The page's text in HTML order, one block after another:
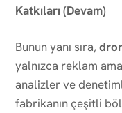
Katkıları (Devam)
Bunun yanı sıra,
yalnızca reklam
analizler ve
fabrikanın çeşitli